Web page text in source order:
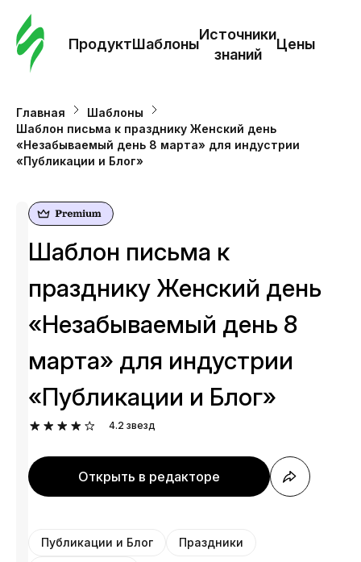
ПродуктШаблоны
Источники
знаний
Цены
Главная
Шаблоны
Шаблон письма к празднику Женский день
«Незабываемый день 8 марта» для индустрии
«Публикации и Блог»
Шаблон письма к
празднику Женский день
«Незабываемый день 8
марта» для индустрии
«Публикации и Блог»
4.2 звезд
Открыть в редакторе
Публикации и Блог
Праздники